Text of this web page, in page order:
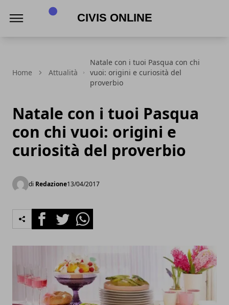
Home Attualità
Natale con i tuoi Pasqua con chi
vuoi: origini e curiosità del
proverbio
Natale con i tuoi Pasqua
con chi vuoi: origini e
curiosità del proverbio
di Redazione13/04/2017
FacebookTwitterWhatsapp